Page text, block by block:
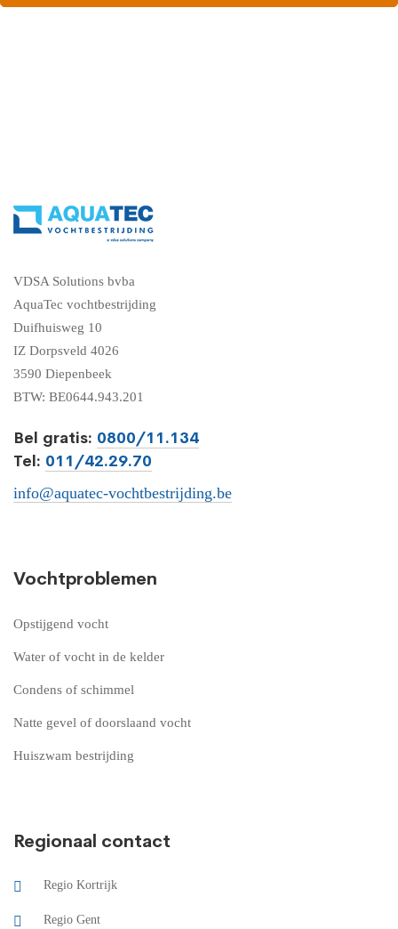
VDSA Solutions bvba
AquaTec vochtbestrijding
Duifhuisweg 10
IZ Dorpsveld 4026
3590 Diepenbeek
BTW: BE0644.943.201
Bel gratis: 0800/11.134
Tel: 011/42.29.70
info@aquatec-vochtbestrijding.be
Vochtproblemen
Opstijgend vocht
Water of vocht in de kelder
Condens of schimmel
Natte gevel of doorslaand vocht
Huiszwam bestrijding
Regionaal contact
Regio Kortrijk
Regio Gent